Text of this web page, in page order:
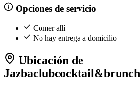
Opciones de servicio
Comer allí
No hay entrega a domicilio
Ubicación de
Jazbaclubcocktail&brunch